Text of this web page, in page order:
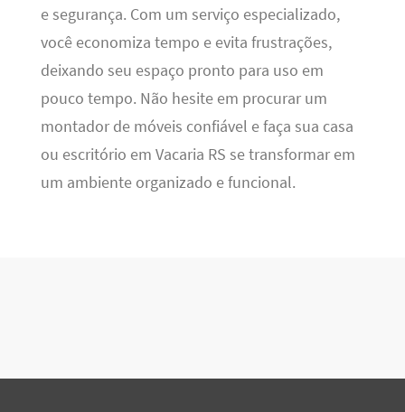
e segurança. Com um serviço especializado,
você economiza tempo e evita frustrações,
deixando seu espaço pronto para uso em
pouco tempo. Não hesite em procurar um
montador de móveis confiável e faça sua casa
ou escritório em Vacaria RS se transformar em
um ambiente organizado e funcional.